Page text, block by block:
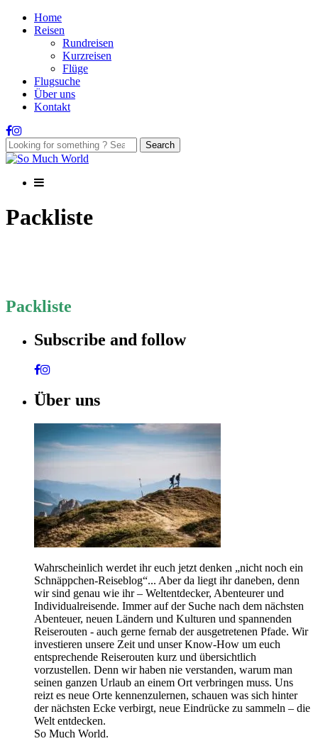
Home
Reisen
Rundreisen
Kurzreisen
Flüge
Flugsuche
Über uns
Kontakt
Packliste
Packliste
Subscribe and follow
Über uns
Wahrscheinlich werdet ihr euch jetzt denken „nicht noch ein
Schnäppchen-Reiseblog“... Aber da liegt ihr daneben, denn
wir sind genau wie ihr – Weltentdecker, Abenteurer und
Individualreisende. Immer auf der Suche nach dem nächsten
Abenteuer, neuen Ländern und Kulturen und spannenden
Reiserouten - auch gerne fernab der ausgetretenen Pfade. Wir
investieren unsere Zeit und unser Know-How um euch
entsprechende Reiserouten kurz und übersichtlich
vorzustellen. Denn wir haben nie verstanden, warum man
seinen ganzen Urlaub an einem Ort verbringen muss. Uns
reizt es neue Orte kennenzulernen, schauen was sich hinter
der nächsten Ecke verbirgt, neue Eindrücke zu sammeln – die
Welt entdecken.
So Much World.